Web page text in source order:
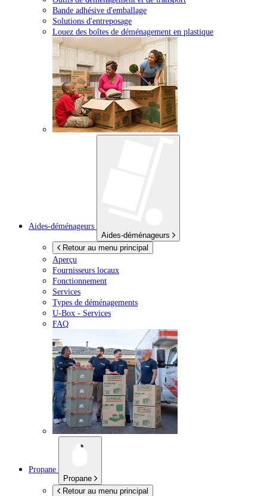
Bande adhésive d'emballage
Solutions d'entreposage
Louez des boîtes de déménagement en plastique
Aides-déménageurs
Aides-déménageurs
Retour au menu principal
Aperçu
Fournisseurs locaux
Fonctionnement
Services
Types de déménagements
U-Box - Services
FAQ
Propane
Propane
Retour au menu principal